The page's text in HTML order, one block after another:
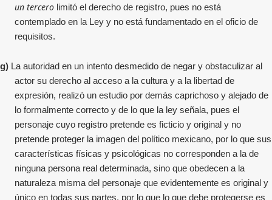
un tercero limitó el derecho de registro, pues no está
contemplado en la Ley y no está fundamentado en el oficio de
requisitos.
g) La autoridad en un intento desmedido de negar y obstaculizar al
actor su derecho al acceso a la cultura y a la libertad de
expresión, realizó un estudio por demás caprichoso y alejado de
lo formalmente correcto y de lo que la ley señala, pues el
personaje cuyo registro pretende es ficticio y original y no
pretende proteger la imagen del político mexicano, por lo que sus
características físicas y psicológicas no corresponden a la de
ninguna persona real determinada, sino que obedecen a la
naturaleza misma del personaje que evidentemente es original y
único en todas sus partes, por lo que lo que debe protegerse es